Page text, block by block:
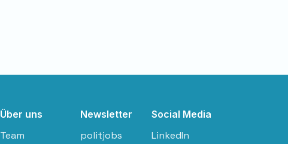
Über uns
Team
Newsletter
politjobs
Social Media
LinkedIn